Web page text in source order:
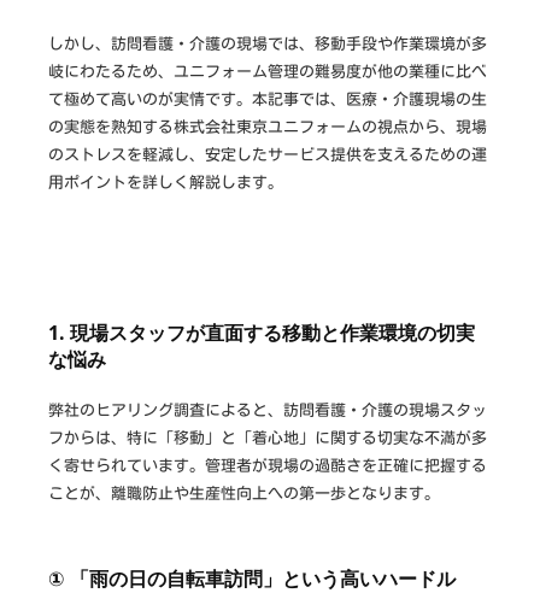
ム
制
作
な
ら
m
しかし、訪問看護・介護の現場では、移動手段や作業環境が多
岐にわたるため、ユニフォーム管理の難易度が他の業種に比べ
て極めて高いのが実情です。本記事では、医療・介護現場の生
の実態を熟知する株式会社東京ユニフォームの視点から、現場
のストレスを軽減し、安定したサービス提供を支えるための運
用ポイントを詳しく解説します。
1. 現場スタッフが直面する移動と作業環境の切実
な悩み
弊社のヒアリング調査によると、訪問看護・介護の現場スタッ
フからは、特に「移動」と「着心地」に関する切実な不満が多
く寄せられています。管理者が現場の過酷さを正確に把握する
ことが、離職防止や生産性向上への第一歩となります。
① 「雨の日の自転車訪問」という高いハードル